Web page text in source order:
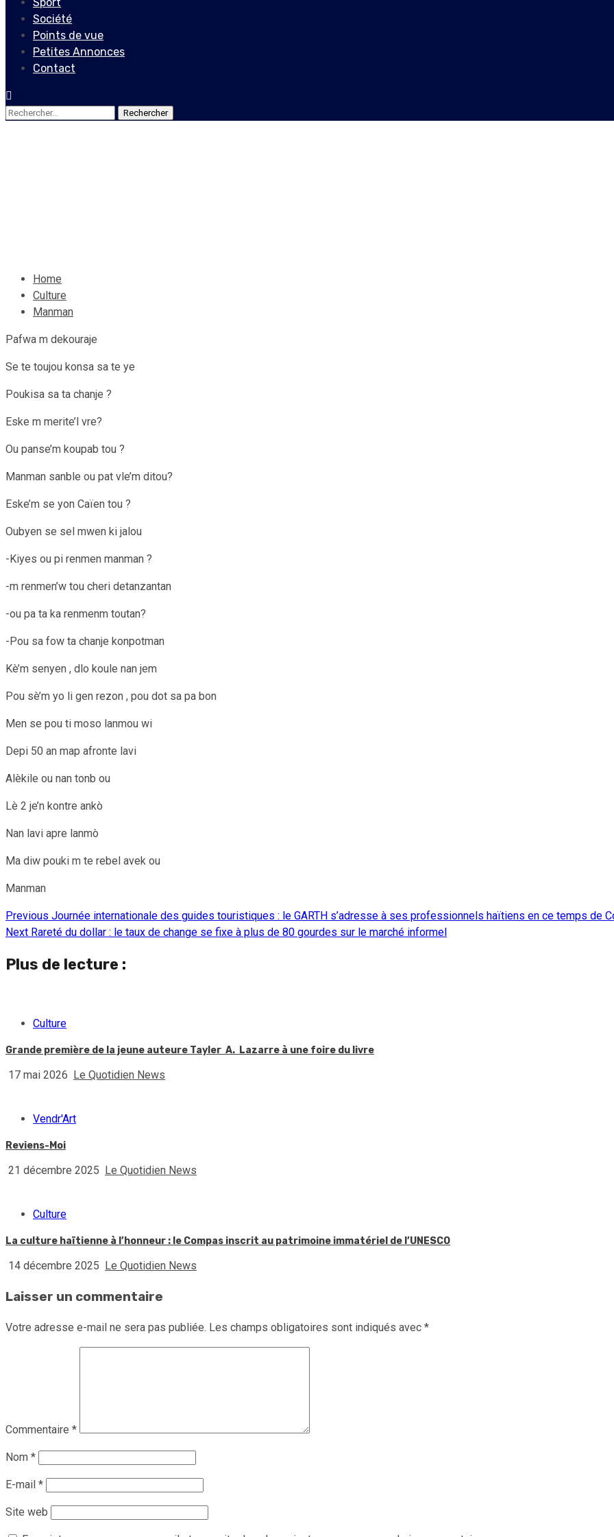
Société
Points de vue
Petites Annonces
Contact
Rechercher :
Home
Culture
Manman
Pafwa m dekouraje
Se te toujou konsa sa te ye
Poukisa sa ta chanje ?
Eske m merite’l vre?
Ou panse’m koupab tou ?
Manman sanble ou pat vle’m ditou?
Eske’m se yon Caïen tou ?
Oubyen se sel mwen ki jalou
-Kiyes ou pi renmen manman ?
-m renmen’w tou cheri detanzantan
-ou pa ta ka renmenm toutan?
-Pou sa fow ta chanje konpotman
Kè’m senyen , dlo koule nan jem
Pou sè’m yo li gen rezon , pou dot sa pa bon
Men se pou ti moso lanmou wi
Depi 50 an map afronte lavi
Alèkile ou nan tonb ou
Lè 2 je’n kontre ankò
Nan lavi apre lanmò
Ma diw pouki m te rebel avek ou
Manman
Continue
Previous Journée internationale des guides touristiques : le GARTH s’adresse à ses professionnels haïtiens en ce temps de
Next Rareté du dollar : le taux de change se fixe à plus de 80 gourdes sur le marché informel
Plus de lecture :
Culture
Grande première de la jeune auteure Tayler A. Lazarre à une foire du livre
17 mai 2026 Le Quotidien News
Vendr'Art
Reviens-Moi
21 décembre 2025 Le Quotidien News
Culture
La culture haïtienne à l’honneur : le Compas inscrit au patrimoine immatériel de l’UNESCO
14 décembre 2025 Le Quotidien News
Laisser un commentaire
Votre adresse e-mail ne sera pas publiée. Les champs obligatoires sont indiqués avec *
Commentaire *
Nom *
E-mail *
Site web